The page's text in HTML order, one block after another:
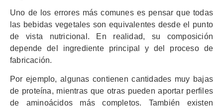
Uno de los errores más comunes es pensar que todas
las bebidas vegetales son equivalentes desde el punto
de vista nutricional. En realidad, su composición
depende del ingrediente principal y del proceso de
fabricación.
Por ejemplo, algunas contienen cantidades muy bajas
de proteína, mientras que otras pueden aportar perfiles
de aminoácidos más completos. También existen